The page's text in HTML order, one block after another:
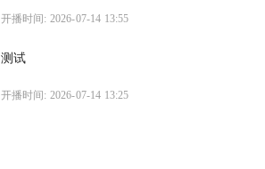
开播时间: 2026-07-14 13:55
测试
开播时间: 2026-07-14 13:25